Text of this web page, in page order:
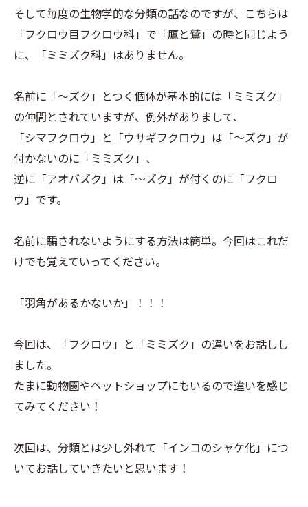
そして毎度の生物学的な分類の話なのですが、こちらは
「フクロウ目フクロウ科」で「鷹と鷲」の時と同じよう
に、「ミミズク科」はありません。
名前に「～ズク」とつく個体が基本的には「ミミズク」
の仲間とされていますが、例外がありまして、
「シマフクロウ」と「ウサギフクロウ」は「～ズク」が
付かないのに「ミミズク」、
逆に「アオバズク」は「～ズク」が付くのに「フクロ
ウ」です。
名前に騙されないようにする方法は簡単。今回はこれだ
けでも覚えていってください。
「羽角があるかないか」！！！
今回は、「フクロウ」と「ミミズク」の違いをお話しし
ました。
たまに動物園やペットショップにもいるので違いを感じ
てみてください！
次回は、分類とは少し外れて「インコのシャケ化」につ
いてお話していきたいと思います！